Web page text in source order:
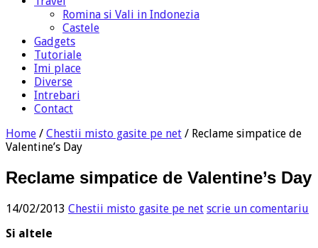
Romina si Vali in Indonezia
Castele
Gadgets
Tutoriale
Imi place
Diverse
Intrebari
Contact
Home / Chestii misto gasite pe net / Reclame simpatice de
Valentine’s Day
Reclame simpatice de Valentine’s Day
14/02/2013 Chestii misto gasite pe net scrie un comentariu
Si altele